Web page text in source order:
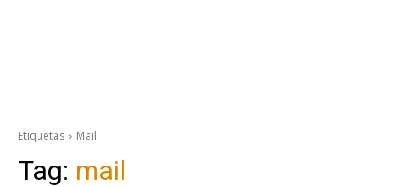
Etiquetas Mail
Tag: mail